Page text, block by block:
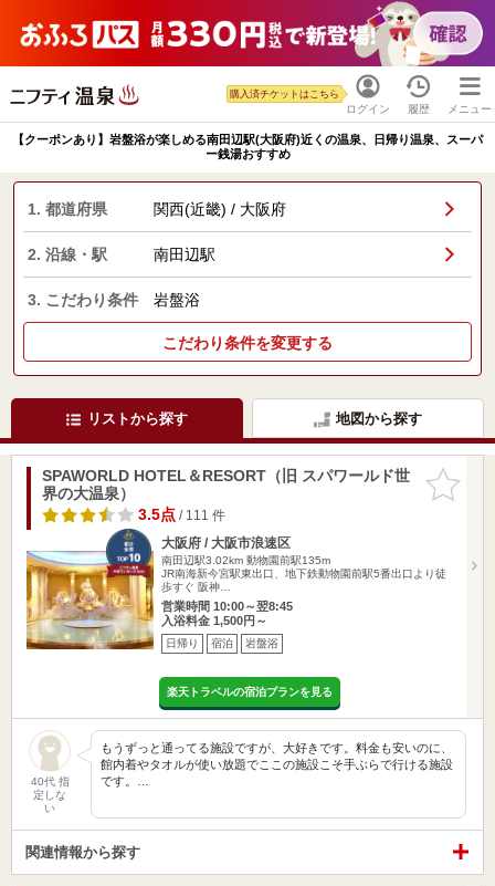
ログイン
購入済チケットはこちら
履歴 メニュー
【クーポンあり】岩盤浴が楽しめる南田辺駅(大阪府)近くの温泉、日帰り温泉、スーパ
ー銭湯おすすめ
1. 都道府県 関西(近畿) / 大阪府
2. 沿線・駅 南田辺駅
3. こだわり条件 岩盤浴
こだわり条件を変更する
リストから探す 地図から探す
お気に入
りに追加
SPAWORLD HOTEL＆RESORT（旧 スパワールド世
界の大温泉）
3.5点/ 111 件
大阪府 / 大阪市浪速区
南田辺駅3.02km 動物園前駅135m
JR南海新今宮駅東出口、地下鉄動物園前駅5番出口より徒
歩すぐ 阪神…
営業時間 10:00～翌8:45
入浴料金 1,500円～
日帰り 宿泊 岩盤浴
楽天トラベルの宿泊プランを見る
40代 指
定しな
い
もうずっと通ってる施設ですが、大好きです。料金も安いのに、
館内着やタオルが使い放題でここの施設こそ手ぶらで行ける施設
です。…
関連情報から探す